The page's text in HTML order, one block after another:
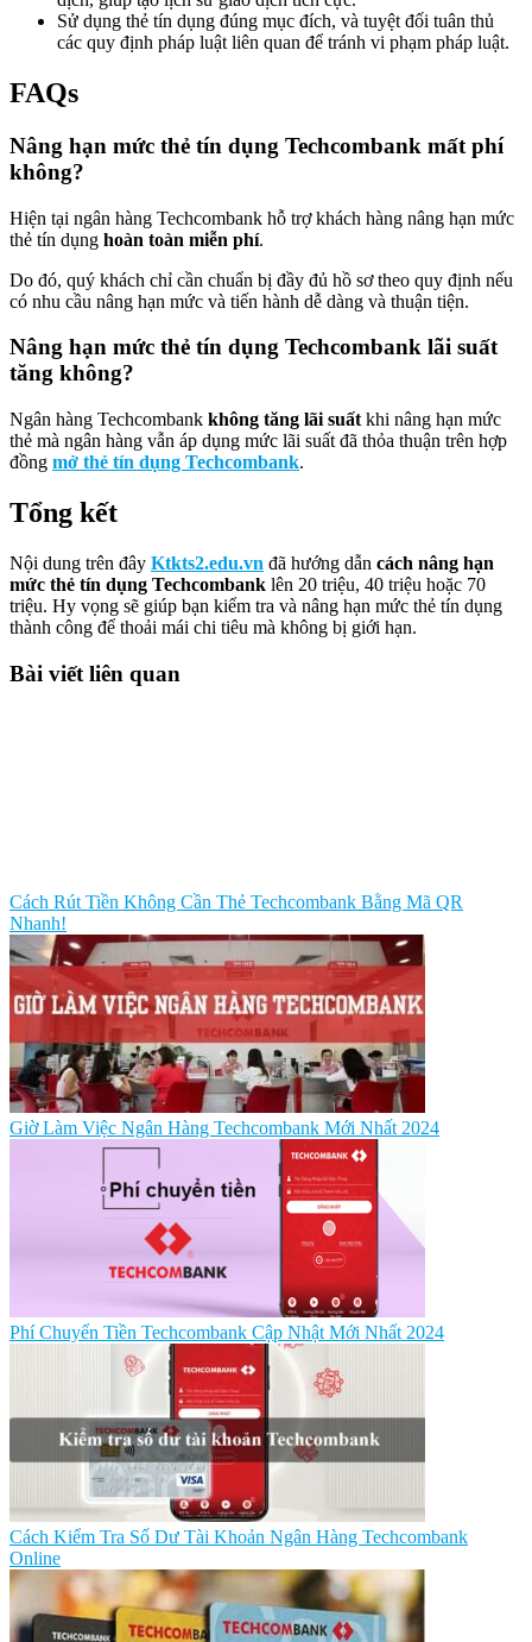
Sử dụng thẻ tín dụng đúng mục đích, và tuyệt đối tuân thủ
các quy định pháp luật liên quan để tránh vi phạm pháp luật.
FAQs
Nâng hạn mức thẻ tín dụng Techcombank mất phí
không?
Hiện tại ngân hàng Techcombank hỗ trợ khách hàng nâng hạn mức
thẻ tín dụng hoàn toàn miễn phí.
Do đó, quý khách chỉ cần chuẩn bị đầy đủ hồ sơ theo quy định nếu
có nhu cầu nâng hạn mức và tiến hành dễ dàng và thuận tiện.
Nâng hạn mức thẻ tín dụng Techcombank lãi suất
tăng không?
Ngân hàng Techcombank không tăng lãi suất khi nâng hạn mức
thẻ mà ngân hàng vẫn áp dụng mức lãi suất đã thỏa thuận trên hợp
đồng mở thẻ tín dụng Techcombank.
Tổng kết
Nội dung trên đây Ktkts2.edu.vn đã hướng dẫn cách nâng hạn
mức thẻ tín dụng Techcombank lên 20 triệu, 40 triệu hoặc 70
triệu. Hy vọng sẽ giúp bạn kiểm tra và nâng hạn mức thẻ tín dụng
thành công để thoải mái chi tiêu mà không bị giới hạn.
Bài viết liên quan
Cách Rút Tiền Không Cần Thẻ Techcombank Bằng Mã QR
Nhanh!
Giờ Làm Việc Ngân Hàng Techcombank Mới Nhất 2024
Phí Chuyển Tiền Techcombank Cập Nhật Mới Nhất 2024
Cách Kiểm Tra Số Dư Tài Khoản Ngân Hàng Techcombank
Online